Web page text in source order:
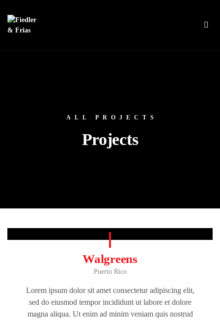
ALL PROJECTS
Projects
Walgreens
Puerto Rico
Lorem ipsum dolor sit amet consectetur adipiscing elit,
sed do eiusmod tempor incididunt ut labore et dolore
magna aliqua. Ut enim ad minim veniam quis nostrud